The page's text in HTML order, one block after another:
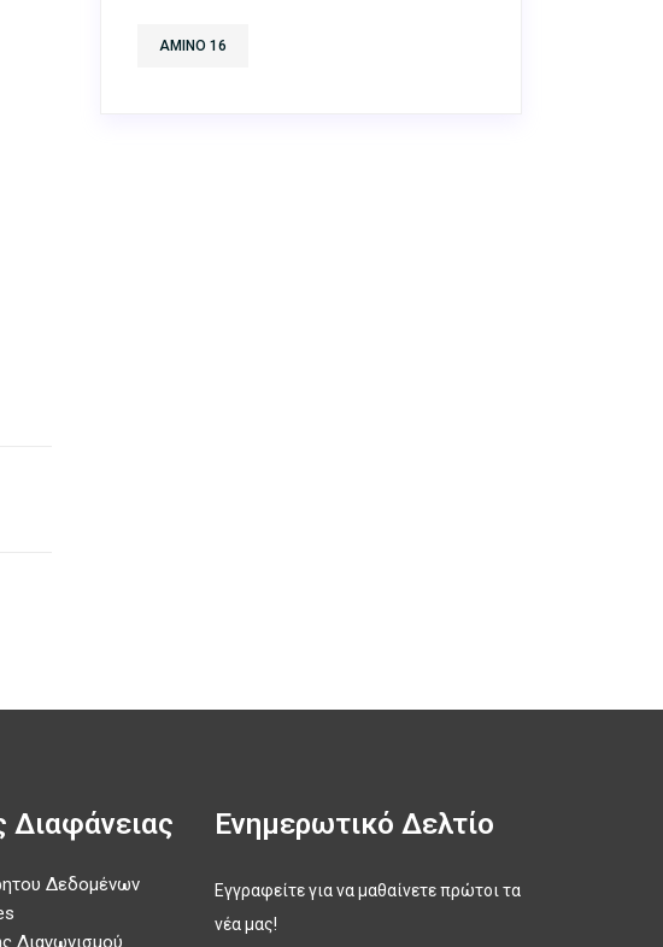
AMINO 16
Διαφάνειας
Δεδομένων
Διαγωνισμού
Ενημερωτικό Δελτίο
Εγγραφείτε για να μαθαίνετε πρώτοι τα
νέα μας!